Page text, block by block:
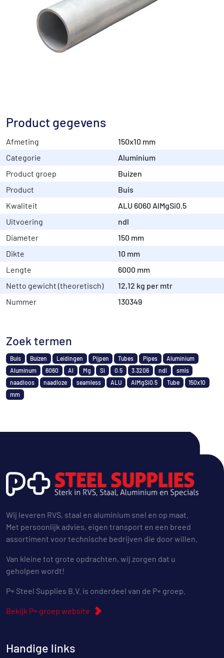
Product gegevens
Afmeting
150x10 mm
Categorie
Aluminium
Product groep
Buizen
Product
Buis
Kwaliteit
ALU 6060 AlMgSi0.5
Uitvoering
ndl
Diameter
150 mm
Dikte
10 mm
Lengte
6000 mm
Netto gewicht (theoretisch)
12,12 kg per mtr
Nummer
130349
Zoek termen
Buis Buizen Leidingen Pijpen Tubes Pipes
Aluminium
Aluminum
6060 Al Mg Si 0.5 3.3206 ndl
smls
naadloos
naadloze seamless ALU AlMgSi0.5 Tube
150x10
mm
Wij leveren RVS, staal en aluminium snel en op maat.
Met persoonlijk advies, eigen transport en een breed
assortiment voor technische bedrijven die door willen.
Van kleine tot grote opdrachten, wij zorgen dat u
geholpen wordt!
P+ Steel Supplies B.V. is onderdeel van de P+ groep.
Bekijk P+ groep website
Handige links